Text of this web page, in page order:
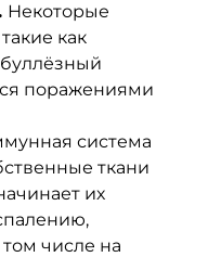
Некоторые
как
поражениями
система
ткани
их
числе на